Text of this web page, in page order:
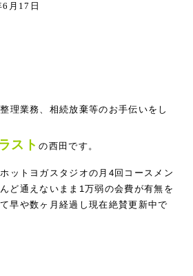
月17日
理業務、相続放棄等のお手伝いをし
ストの西田です。
ットヨガスタジオの月4回コースメン
ど通えないまま1万弱の会費が有無を
早や数ヶ月経過し現在絶賛更新中で